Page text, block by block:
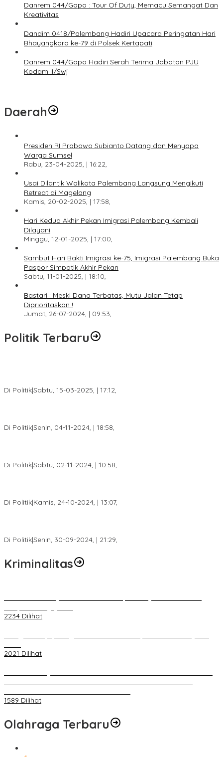
Danrem 044/Gapo : Tour Of Duty, Memacu Semangat Dan
Kreativitas
Dandim 0418/Palembang Hadiri Upacara Peringatan Hari
Bhayangkara ke-79 di Polsek Kertapati
Danrem 044/Gapo Hadiri Serah Terima Jabatan PJU
Kodam II/Swj
Daerah
Presiden RI Prabowo Subianto Datang dan Menyapa
Warga Sumsel
Rabu, 23-04-2025, | 16:22,
Usai Dilantik Walikota Palembang Langsung Mengikuti
Retreat di Magelang
Kamis, 20-02-2025, | 17:58,
Hari Kedua Akhir Pekan Imigrasi Palembang Kembali
Dilayani
Minggu, 12-01-2025, | 17:00,
Sambut Hari Bakti Imigrasi ke-75, Imigrasi Palembang Buka
Paspor Simpatik Akhir Pekan
Sabtu, 11-01-2025, | 18:10,
Bastari : Meski Dana Terbatas, Mutu Jalan Tetap
Diprioritaskan !
Jumat, 26-07-2024, | 09:53,
Politik Terbaru
Di Politik|Sabtu, 15-03-2025, | 17:12,
Di Politik|Senin, 04-11-2024, | 18:58,
Di Politik|Sabtu, 02-11-2024, | 10:58,
Di Politik|Kamis, 24-10-2024, | 13:07,
Di Politik|Senin, 30-09-2024, | 21:29,
Kriminalitas
2234 Dilihat
2021 Dilihat
1589 Dilihat
Olahraga Terbaru